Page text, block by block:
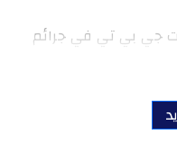
جي بي تي في جرائم